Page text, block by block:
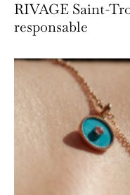
RIVAGE Saint-
responsable